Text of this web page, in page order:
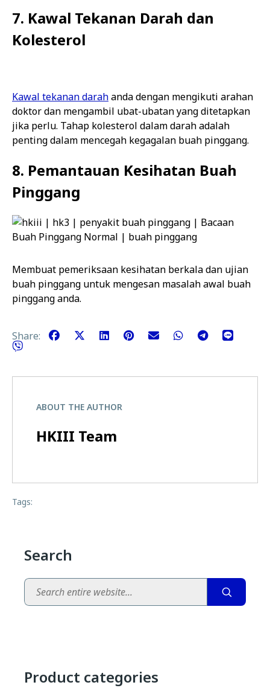
7. Kawal Tekanan Darah dan
Kolesterol
Kawal tekanan darahanda dengan mengikuti arahan
doktor dan mengambil ubat-ubatan yang ditetapkan
jika perlu. Tahap kolesterol dalam darah adalah
penting dalam mencegah kegagalan buah pinggang.
8. Pemantauan Kesihatan Buah
Pinggang
Membuat pemeriksaan kesihatan berkala dan ujian
buah pinggang untuk mengesan masalah awal buah
pinggang anda.
Share:
ABOUT THE AUTHOR
HKIII Team
Tags:
Search
Search
Product categories